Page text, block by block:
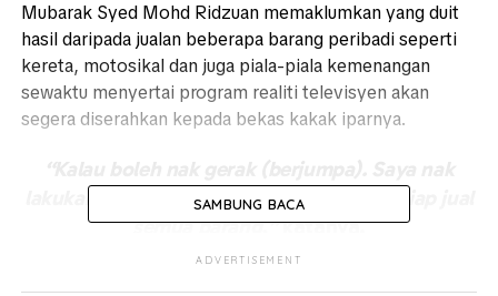
Mubarak Syed Mohd Ridzuan memaklumkan yang duit
hasil daripada jualan beberapa barang peribadi seperti
kereta, motosikal dan juga piala-piala kemenangan
sewaktu menyertai program realiti televisyen akan
segera diserahkan kepada bekas kakak iparnya.
lakukan secepat mungkin. Saya pun dah siap jual
semua barang,”katanya.
SAMBUNG BACA
ADVERTISEMENT